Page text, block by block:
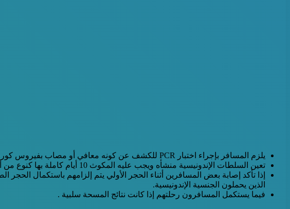
يلزم المسافر بإجراء اختبار PCR للكشف عن كونه معافي أو مصاب بفيروس كورونا وذلك بمجرد وصوله إلى المطار.
تعين السلطات الإندونيسية منشأه ويجب عليه المكوث 10 أيام كاملة بها كنوع من أنواع الحجر الصحي المبدئي، هذا وخلال اليوم الأول والتاسع من هذا الحجر يٌجرى اختبار PCR عليه .
إذا تأكد إصابة بعض المسافرين أثناء الحجر الأولي يتم إلزامهم باستكمال
الذين يحملون الجنسية الإندونيسية.
فيما يستكمل المسافرون رحلتهم إذا كانت نتائج المسحة سلبية .